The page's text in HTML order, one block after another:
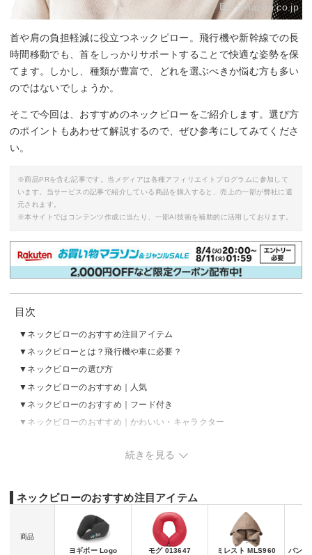
By:amazon.co.jp
首や肩の負担軽減に役立つネックピロー。飛行機や新幹線での長
時間移動でも、首をしっかりサポートすることで快適な姿勢を保
てます。しかし、種類が豊富で、どれを選ぶべきか悩む方も多い
のではないでしょうか。
そこで今回は、おすすめのネックピローをご紹介します。選び方
のポイントもあわせて解説するので、ぜひ参考にしてみてくださ
い。
※商品PRを含む記事です。当メディアは各種アフィリエイトプログラムに参加して
います。当サービスの記事で紹介している商品を購入すると、売上の一部が弊社に還
元されます。
※本サイトではコンテンツ作成に当たり、一部AI技術を補助的に活用しております。
目次
ネックピローのおすすめ注目アイテム
ネックピローとは？飛行機や車に必要？
ネックピローの選び方
ネックピローのおすすめ｜人気
ネックピローのおすすめ｜フード付き
ネックピローのおすすめ｜かわいい・キャラクター
ネックピローの正しい使い方続きを見る
ネックピローのおすすめ注目アイテム
商品
ヨギボー Logo
モグ 013647 ミレスト MLS960
バンガ